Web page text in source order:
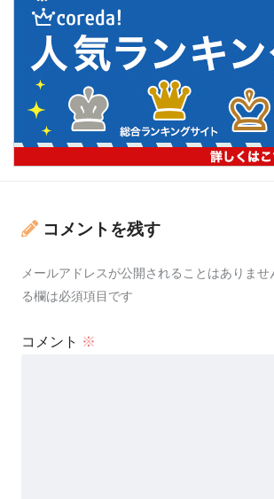
コメントを残す
メールアドレスが公開されることはありませ
る欄は必須項目です
コメント ※